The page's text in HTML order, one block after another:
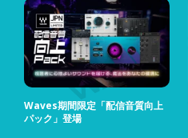
Waves期間限定「配信音質向上
パック」登場